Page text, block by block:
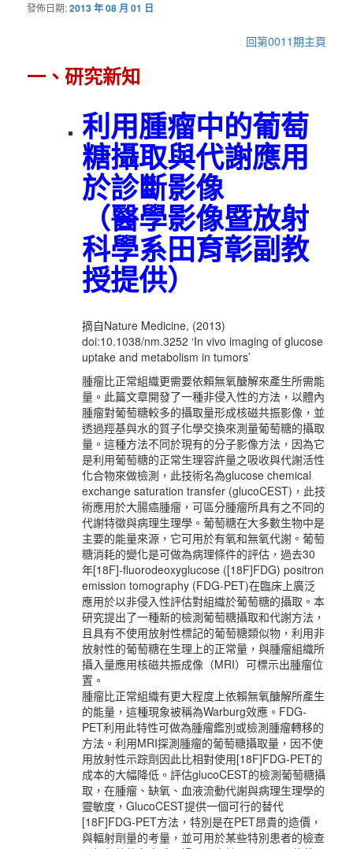
發佈日期:2013 年 08 月 01 日
回第0011期主頁
一、研究新知
利用腫瘤中的葡萄
糖攝取與代謝應用
於診斷影像
（醫學影像暨放射
科學系田育彰副教
授提供）
摘自Nature Medicine, (2013)
doi:10.1038/nm.3252 ‘In vivo imaging of glucose
uptake and metabolism in tumors’
腫瘤比正常組織更需要依賴無氧醣解來產生所需能
量。此篇文章開發了一種非侵入性的方法，以體內
腫瘤對葡萄糖較多的攝取量形成核磁共振影像，並
透過羥基與水的質子化學交換來測量葡萄糖的攝取
量。這種方法不同於現有的分子影像方法，因為它
是利用葡萄糖的正常生理容許量之吸收與代謝活性
化合物來做檢測，此技術名為glucose chemical
exchange saturation transfer (glucoCEST)，此技
術應用於大腸癌腫瘤，可區分腫瘤所具有之不同的
代謝特徵與病理生理學。葡萄糖在大多數生物中是
主要的能量來源，它可用於有氧和無氧代謝。葡萄
糖消耗的變化是可做為病理條件的評估，過去30
年[18F]-fluorodeoxyglucose ([18F]FDG) positron
emission tomography (FDG-PET)在臨床上廣泛
應用於以非侵入性評估對組織於葡萄糖的攝取。本
研究提出了一種新的檢測葡萄糖攝取和代謝方法，
且具有不使用放射性標記的葡萄糖類似物，利用非
放射性的葡萄糖在生理上的正常量，與腫瘤組織所
攝入量應用核磁共振成像（MRI）可標示出腫瘤位
置。
腫瘤比正常組織有更大程度上依賴無氧醣解所產生
的能量，這種現象被稱為Warburg效應。FDG-
PET利用此特性可做為腫瘤鑑別或檢測腫瘤轉移的
方法。利用MRI探測腫瘤的葡萄糖攝取量，因不使
用放射性示踪劑因此比相對使用[18F]FDG-PET的
成本的大幅降低。評估glucoCEST的檢測葡萄糖攝
取，在腫瘤、缺氧、血液流動代謝與病理生理學的
靈敏度，GlucoCEST提供一個可行的替代
[18F]FDG-PET方法，特別是在PET昂貴的造價，
與輻射劑量的考量，並可用於某些特別患者的檢查